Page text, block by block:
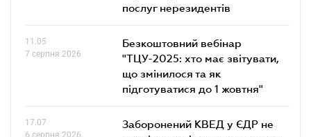
послуг нерезидентів
11.05
7 серпня 2026
Безкоштовний вебінар
"ТЦУ-2025: хто має звітувати,
що змінилося та як
підготуватися до 1 жовтня"
17.07
6 серпня 2026
Заборонений КВЕД у ЄДР не